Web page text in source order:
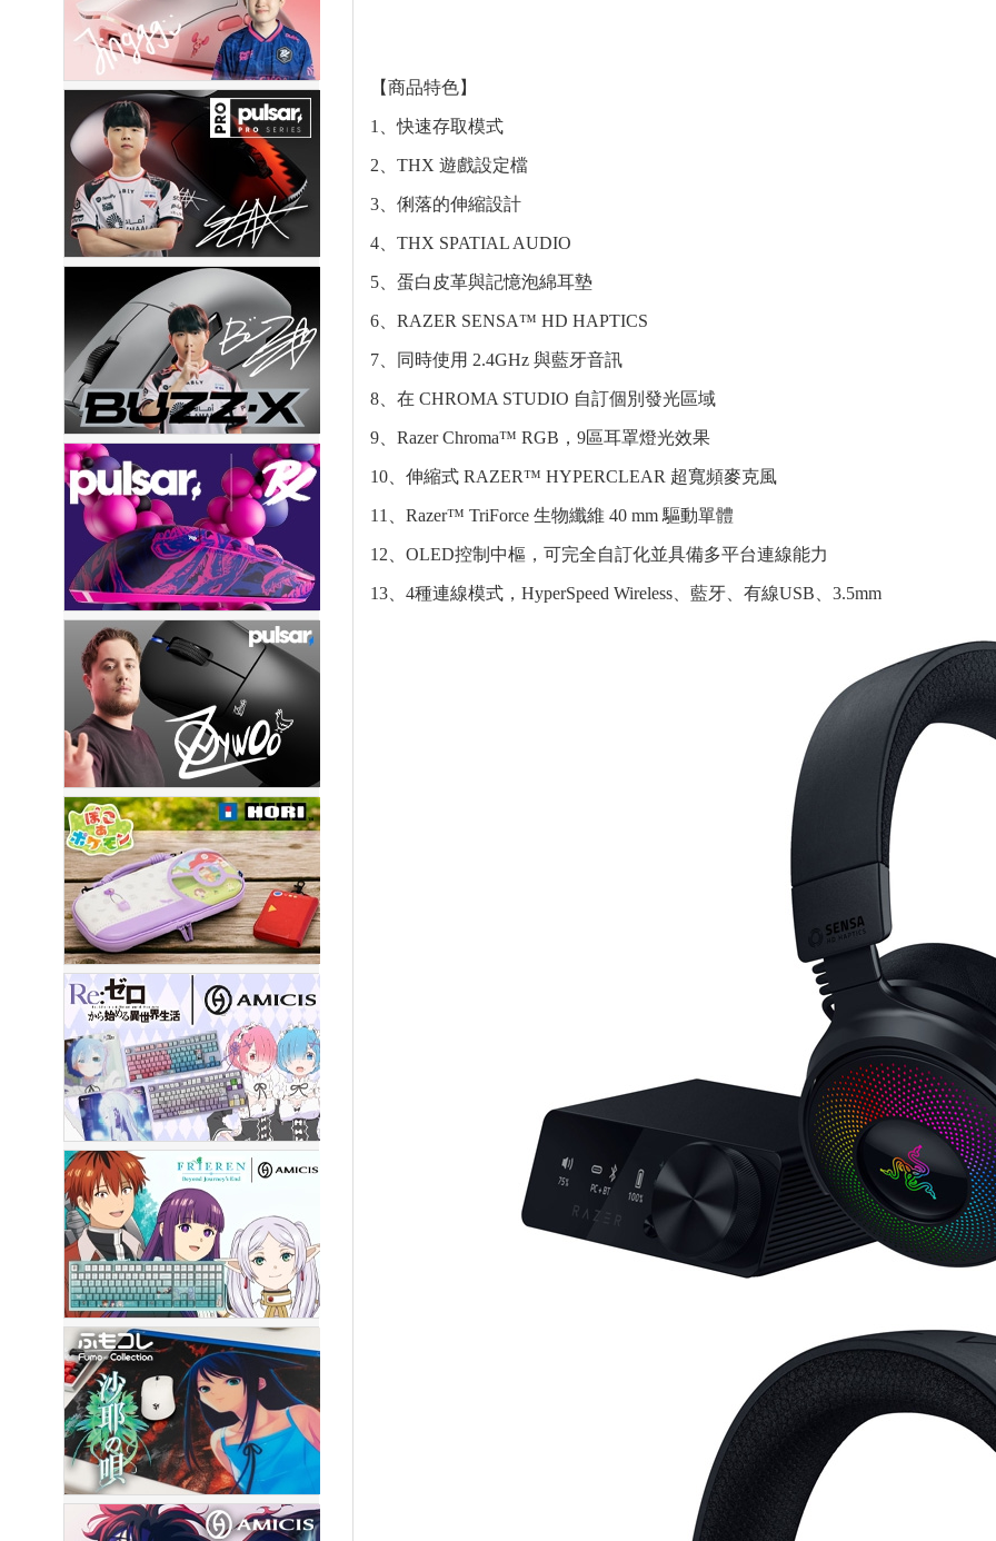
【商品特色】
1、快速存取模式
2、THX 遊戲設定檔
3、俐落的伸縮設計
4、THX SPATIAL AUDIO
5、蛋白皮革與記憶泡綿耳墊
6、RAZER SENSA™ HD HAPTICS
7、同時使用 2.4GHz 與藍牙音訊
8、在 CHROMA STUDIO 自訂個別發光區域
9、Razer Chroma™ RGB，9區耳罩燈光效果
10、伸縮式 RAZER™ HYPERCLEAR 超寬頻麥克風
11、Razer™ TriForce 生物纖維 40 mm 驅動單體
12、OLED控制中樞，可完全自訂化並具備多平台連線能力
13、4種連線模式，HyperSpeed Wireless、藍牙、有線USB、3.5mm